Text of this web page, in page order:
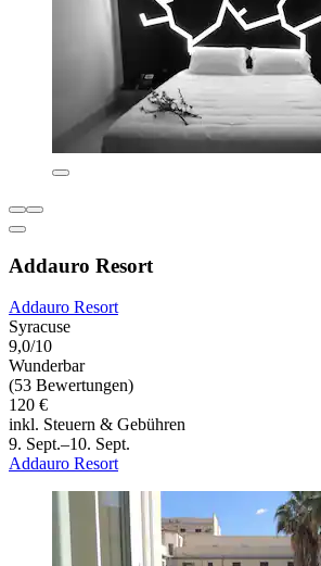
Addauro Resort
Addauro Resort
Syracuse
9,0/10
Wunderbar
(53 Bewertungen)
120 €
inkl. Steuern & Gebühren
9. Sept.–10. Sept.
Addauro Resort